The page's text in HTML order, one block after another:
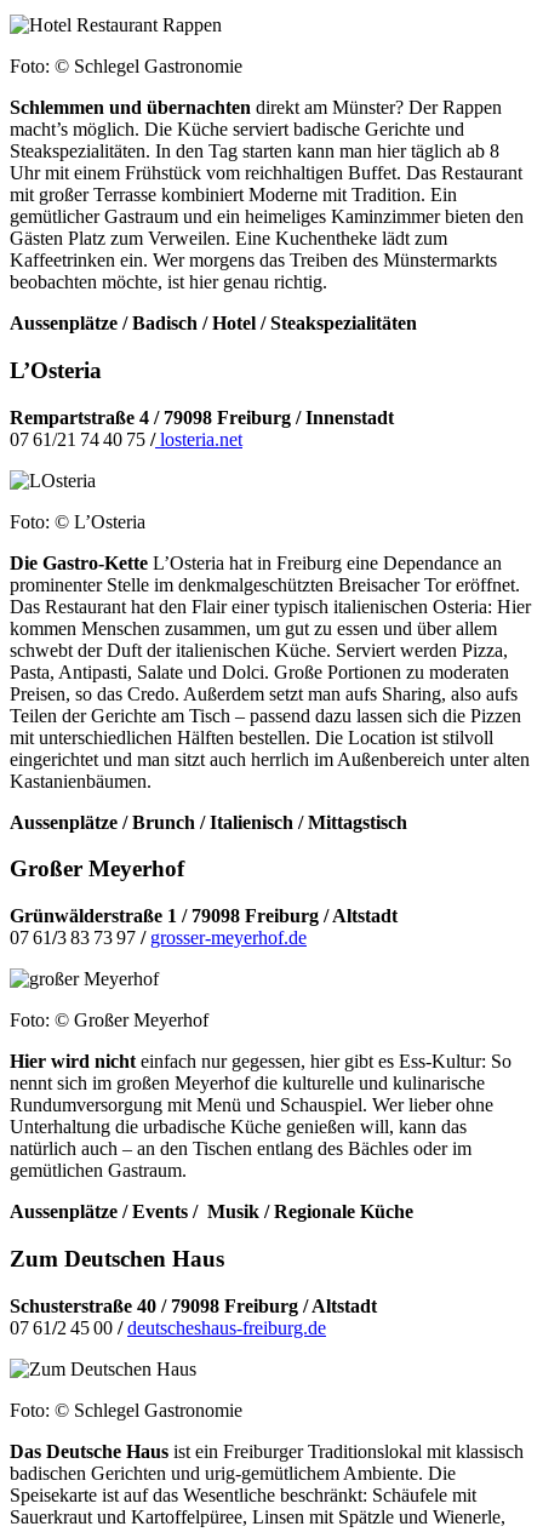
Foto: © Schlegel Gastronomie
Schlemmen und übernachten direkt am Münster? Der Rappen
macht’s möglich. Die Küche serviert badische Gerichte und
Steakspezialitäten. In den Tag starten kann man hier täglich ab 8
Uhr mit einem Frühstück vom reichhaltigen Buffet. Das Restaurant
mit großer Terrasse kombiniert Moderne mit Tradition. Ein
gemütlicher Gastraum und ein heimeliges Kaminzimmer bieten den
Gästen Platz zum Verweilen. Eine Kuchentheke lädt zum
Kaffeetrinken ein. Wer morgens das Treiben des Münstermarkts
beobachten möchte, ist hier genau richtig.
Aussenplätze / Badisch / Hotel / Steakspezialitäten
L’Osteria
Rempartstraße 4 / 79098 Freiburg / Innenstadt
07 61/21 74 40 75 / losteria.net
Foto: © L’Osteria
Die Gastro-Kette L’Osteria hat in Freiburg eine Dependance an
prominenter Stelle im denkmalgeschützten Breisacher Tor eröffnet.
Das Restaurant hat den Flair einer typisch italienischen Osteria: Hier
kommen Menschen zusammen, um gut zu essen und über allem
schwebt der Duft der italienischen Küche. Serviert werden Pizza,
Pasta, Antipasti, Salate und Dolci. Große Portionen zu moderaten
Preisen, so das Credo. Außerdem setzt man aufs Sharing, also aufs
Teilen der Gerichte am Tisch – passend dazu lassen sich die Pizzen
mit unterschiedlichen Hälften bestellen. Die Location ist stilvoll
eingerichtet und man sitzt auch herrlich im Außenbereich unter alten
Kastanienbäumen.
Aussenplätze / Brunch / Italienisch / Mittagstisch
Großer Meyerhof
Grünwälderstraße 1 / 79098 Freiburg / Altstadt
07 61/3 83 73 97 / grosser-meyerhof.de
Foto: © Großer Meyerhof
Hier wird nicht einfach nur gegessen, hier gibt es Ess-Kultur: So
nennt sich im großen Meyerhof die kulturelle und kulinarische
Rundumversorgung mit Menü und Schauspiel. Wer lieber ohne
Unterhaltung die urbadische Küche genießen will, kann das
natürlich auch – an den Tischen entlang des Bächles oder im
gemütlichen Gastraum.
Aussenplätze / Events / Musik / Regionale Küche
Zum Deutschen Haus
Schusterstraße 40 / 79098 Freiburg / Altstadt
07 61/2 45 00 /deutscheshaus-freiburg.de
Foto: © Schlegel Gastronomie
Das Deutsche Haus ist ein Freiburger Traditionslokal mit klassisch
badischen Gerichten und urig-gemütlichem Ambiente. Die
Speisekarte ist auf das Wesentliche beschränkt: Schäufele mit
Sauerkraut und Kartoffelpüree, Linsen mit Spätzle und Wienerle,